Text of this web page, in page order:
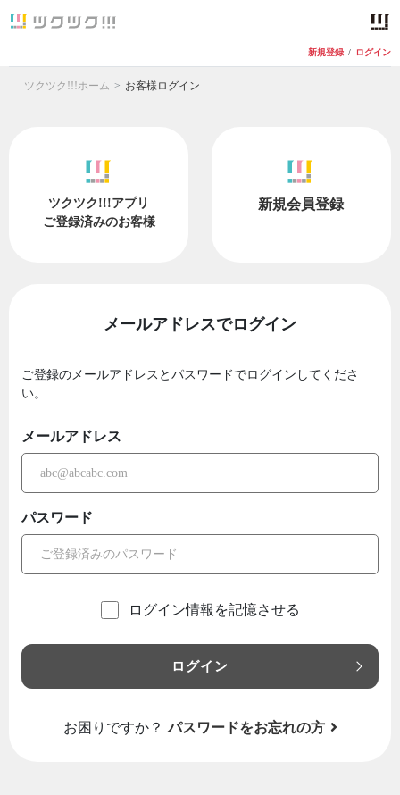
新規登録 / ログイン
ツクツク!!!ホーム お客様ログイン
ツクツク!!!アプリ
ご登録済みのお客様
新規会員登録
メールアドレスでログイン
ご登録のメールアドレスとパスワードでログインしてくださ
い。
メールアドレス
パスワード
ログイン情報を記憶させる
ログイン
お困りですか？ パスワードをお忘れの方